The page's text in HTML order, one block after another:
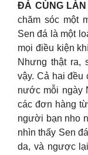
ĐÁ CÙNG LÀN
chăm sóc một
Sen đá là một
mọi điều kiện
Nhưng thật ra,
vậy. Cả hai đều
nước mỗi ngày
các đơn hàng
người bạn nho
nhìn thấy Sen
da, và ngược